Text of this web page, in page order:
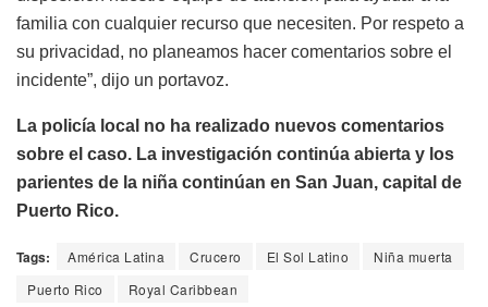
familia con cualquier recurso que necesiten. Por respeto a
su privacidad, no planeamos hacer comentarios sobre el
incidente”, dijo un portavoz.
La policía local no ha realizado nuevos comentarios
sobre el caso. La investigación continúa abierta y los
parientes de la niña continúan en San Juan, capital de
Puerto Rico.
Tags: América Latina Crucero El Sol Latino
Niña muerta
Puerto Rico
Royal Caribbean